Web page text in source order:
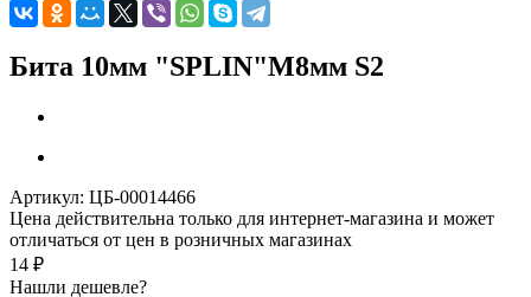
Бита 10мм "SPLIN"M8мм S2
Артикул: ЦБ-00014466
Цена действительна только для интернет-магазина и может
отличаться от цен в розничных магазинах
14 ₽
Нашли дешевле?